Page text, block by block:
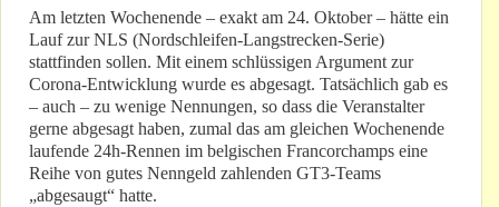
Am letzten Wochenende – exakt am 24. Oktober – hätte ein
Lauf zur NLS (Nordschleifen-Langstrecken-Serie)
stattfinden sollen. Mit einem schlüssigen Argument zur
Corona-Entwicklung wurde es abgesagt. Tatsächlich gab es
– auch – zu wenige Nennungen, so dass die Veranstalter
gerne abgesagt haben, zumal das am gleichen Wochenende
laufende 24h-Rennen im belgischen Francorchamps eine
Reihe von gutes Nenngeld zahlenden GT3-Teams
„abgesaugt“ hatte.